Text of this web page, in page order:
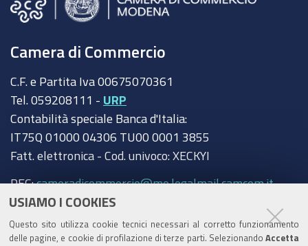
USIAMO I COOKIES
Questo sito utilizza cookie tecnici necessari al corretto funzionamento
delle pagine, e cookie di profilazione di terze parti. Selezionando Accetta
Camera di Commercio
C.F. e Partita Iva 00675070361
Tel. 059208111 - URP
Contabilità speciale Banca d'Italia:
IT75Q 01000 04306 TU00 0001 3855
Fatt. elettronica - Cod. univoco: XECKYI
PEC:cameradicommercio@mo.legalmail.camcom.it
Trasparenza
Amministrazione trasparente